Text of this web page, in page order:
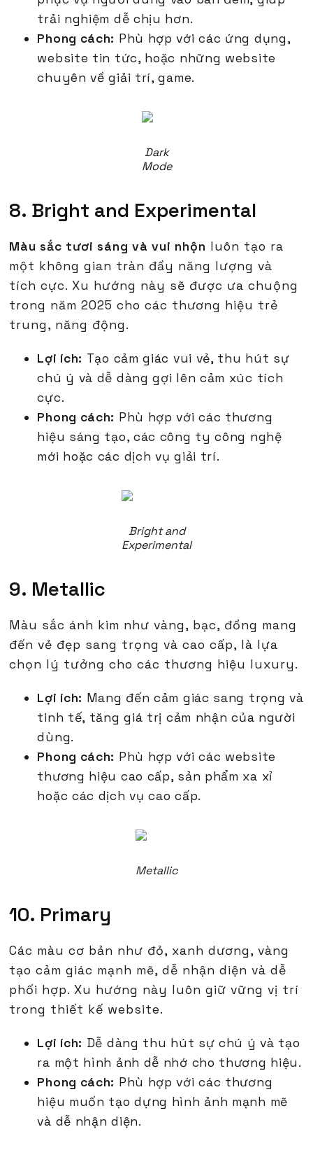
trải nghiệm dễ chịu hơn.
Phong cách: Phù hợp với các ứng dụng,
website tin tức, hoặc những website
chuyên về giải trí, game.
Dark
Mode
8. Bright and Experimental
Màu sắc tươi sáng và vui nhộn luôn tạo ra
một không gian tràn đầy năng lượng và
tích cực. Xu hướng này sẽ được ưa chuộng
trong năm 2025 cho các thương hiệu trẻ
trung, năng động.
Lợi ích: Tạo cảm giác vui vẻ, thu hút sự
chú ý và dễ dàng gợi lên cảm xúc tích
cực.
Phong cách: Phù hợp với các thương
hiệu sáng tạo, các công ty công nghệ
mới hoặc các dịch vụ giải trí.
Bright and
Experimental
9. Metallic
Màu sắc ánh kim như vàng, bạc, đồng mang
đến vẻ đẹp sang trọng và cao cấp, là lựa
chọn lý tưởng cho các thương hiệu luxury.
Lợi ích: Mang đến cảm giác sang trọng và
tinh tế, tăng giá trị cảm nhận của người
dùng.
Phong cách: Phù hợp với các website
thương hiệu cao cấp, sản phẩm xa xỉ
hoặc các dịch vụ cao cấp.
Metallic
10. Primary
Các màu cơ bản như đỏ, xanh dương, vàng
tạo cảm giác mạnh mẽ, dễ nhận diện và dễ
phối hợp. Xu hướng này luôn giữ vững vị trí
trong thiết kế website.
Lợi ích: Dễ dàng thu hút sự chú ý và tạo
ra một hình ảnh dễ nhớ cho thương hiệu.
Phong cách: Phù hợp với các thương
hiệu muốn tạo dựng hình ảnh mạnh mẽ
và dễ nhận diện.